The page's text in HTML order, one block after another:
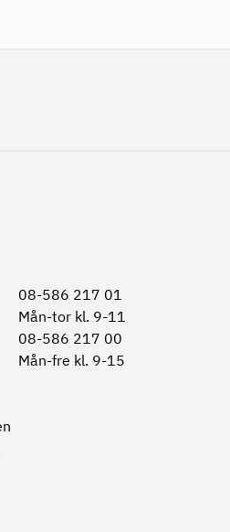
08-586 217 01
Mån-tor kl. 9-11
08-586 217 00
Mån-fre kl. 9-15